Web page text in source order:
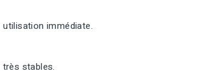
immédiate.
stables.